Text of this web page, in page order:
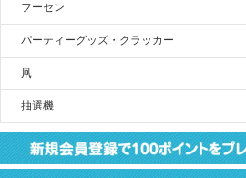
フーセン
パーティーグッズ・クラッカー
凧
抽選機